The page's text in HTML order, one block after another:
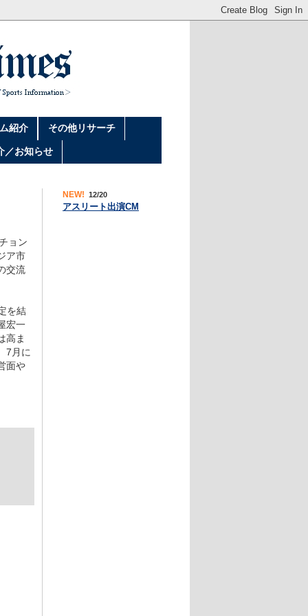
紹介 その他リサーチ
／お知らせ
ョン
ア市
交流
を結
宏一
高ま
7月に
面や
NEW! 12/20
アスリート出演CM